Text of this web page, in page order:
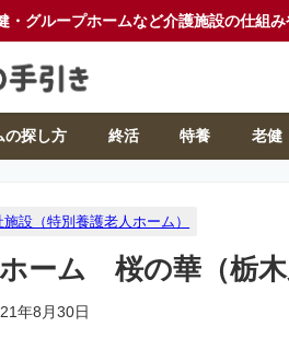
・グループホームなど介護施設の仕組
の探し方 終活 特養 老健
設（特別養護老人ホーム）
ーム 桜の華（栃木
年8月30日